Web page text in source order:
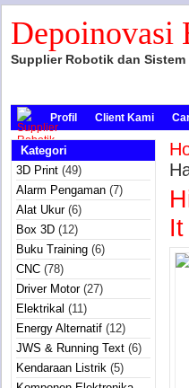
Depoinovasi
Supplier Robotik dan
Profil Client Kami
Kategori
3D Print (49)
Alarm Pengaman (7)
Alat Ukur(6)
Box 3D (12)
Buku Training (6)
CNC (78)
Driver Motor(27)
Elektrikal (11)
Energy Alternatif (12)
JWS & Running Text (6)
Kendaraan Listrik (5)